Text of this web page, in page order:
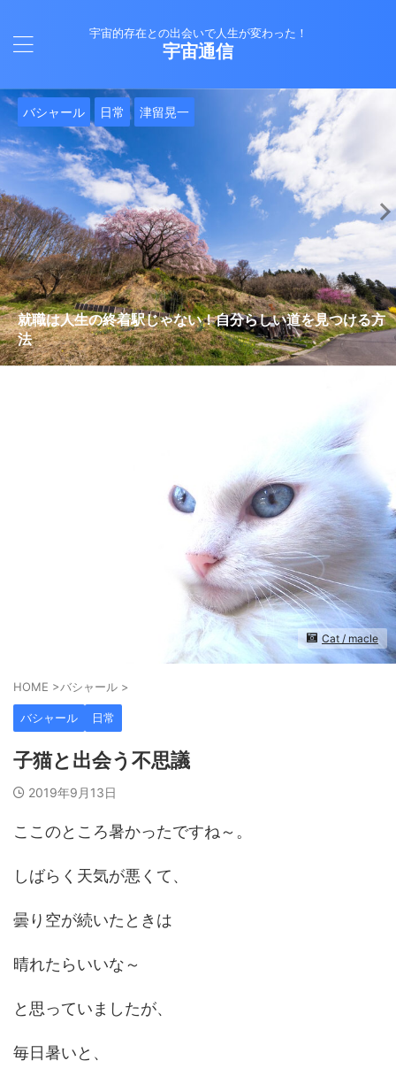
宇宙的存在との出会いで人生が変わった！
宇宙通信
日常 津留晃一
雨の日の恵み：心に降る静かな癒し
バシャール 日常 津留晃一
就職は人生の終着駅じゃない！自分らしい道を見つける方
法
Healy 日常
ヒーリーを買うべきか迷っているあなたへ。実際に使って
みた感想と注意点
バシャール 日常
エネルギーの法則 〜最近どハマりしていました〜
日常
現実を変える
日常
今、ここにいること
Healy 日常 津留晃一
もしかしてだけどHealy（量子波動調整器）のせいなの？
日常
iPad 第10世代買いました
Healy 日常
久し振りにHealy（ヒーリー）量子波動調整器について
日常
大谷さんの通訳、水原さんの解雇に思う
Cat / macle
HOME >バシャール >
バシャール 日常
子猫と出会う不思議
2019年9月13日
ここのところ暑かったですね～。
しばらく天気が悪くて、
曇り空が続いたときは
晴れたらいいな～
と思っていましたが、
毎日暑いと、